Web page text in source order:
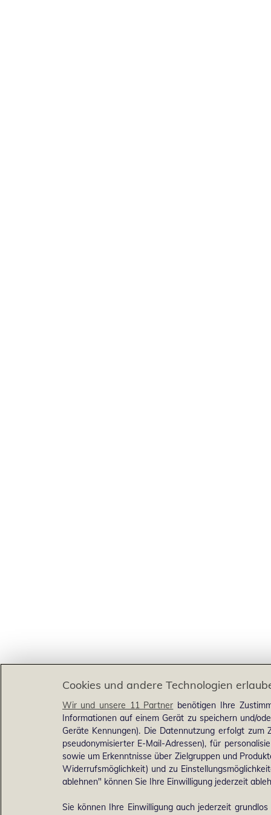
Cookies und andere Technologien
Wir und unsere 11 Partner benötigen Ihre
Informationen auf einem Gerät zu speichern und/
Geräte Kennungen). Die Datennutzung erfolgt
pseudonymisierter E-Mail-Adressen), für
sowie um Erkenntnisse über Zielgruppen und
Widerrufsmöglichkeit) und zu
ablehnen" können Sie Ihre Einwilligung jederzeit
Sie können Ihre Einwilligung auch jederzeit